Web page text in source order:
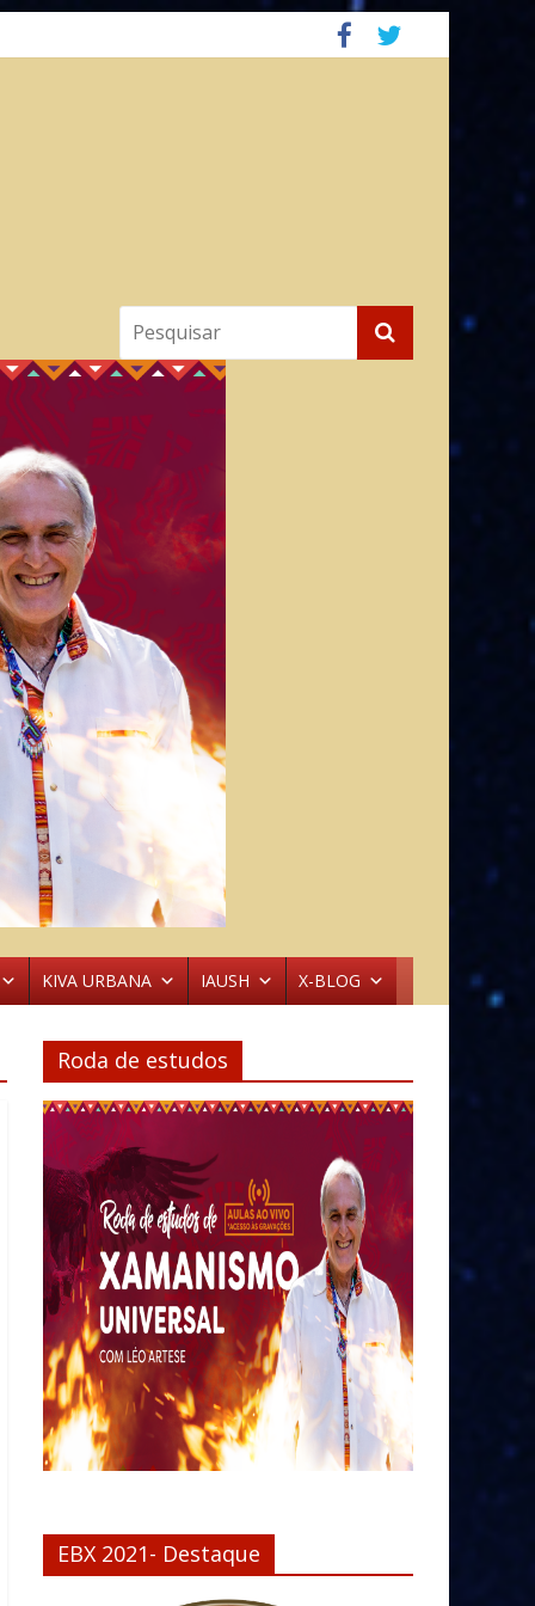
KIVA URBANA IAUSH X-BLOG
Roda de estudos
EBX 2021- Destaque